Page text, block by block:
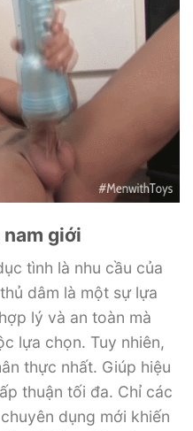
giới
tình là nhu cầu của
dâm là một sự lựa
lý và an toàn mà
lựa chọn. Tuy nhiên,
thực nhất. Giúp hiệu
thuận tối đa. Chỉ các
dụng mới khiến